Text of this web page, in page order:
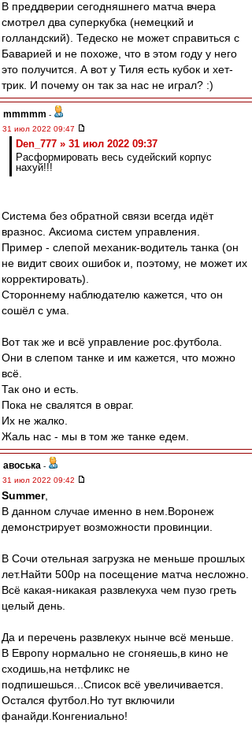
В преддверии сегодняшнего матча вчера
смотрел два суперкубка (немецкий и
голландский). Тедеско не может справиться с
Баварией и не похоже, что в этом году у него
это получится. А вот у Тиля есть кубок и хет-
трик. И почему он так за нас не играл? :)
mmmmm -
31 июл 2022 09:47
Den_777 » 31 июл 2022 09:37
Расформировать весь судейский корпус
нахуй!!!
Система без обратной связи всегда идёт
вразнос. Аксиома систем управления.
Пример - слепой механик-водитель танка (он
не видит своих ошибок и, поэтому, не может их
корректировать).
Стороннему наблюдателю кажется, что он
сошёл с ума.
Вот так же и всё управление рос.футбола.
Они в слепом танке и им кажется, что можно
всё.
Так оно и есть.
Пока не свалятся в овраг.
Их не жалко.
Жаль нас - мы в том же танке едем.
авоська -
31 июл 2022 09:42
Summer,
В данном случае именно в нем.Воронеж
демонстрирует возможности провинции.
В Сочи отельная загрузка не меньше прошлых
лет.Найти 500р на посещение матча несложно.
Всё какая-никакая развлекуха чем пузо греть
целый день.
Да и перечень развлекух нынче всё меньше.
В Европу нормально не сгоняешь,в кино не
сходишь,на нетфликс не
подпишешься...Список всё увеличивается.
Остался футбол.Но тут включили
фанайди.Конгениально!